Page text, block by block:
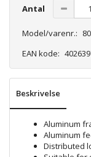
Antal
Model/varenr.:
EAN kode:
Beskrivelse
Aluminum
Aluminum
Distributed